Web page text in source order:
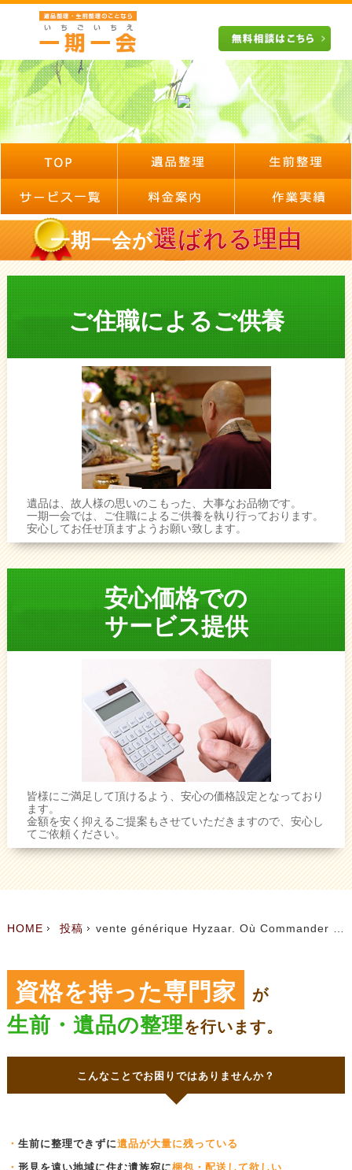
一期一会が選ばれる理由
ご住職によるご供養
遺品は、故人様の思いのこもった、大事なお品物です。
一期一会では、ご住職によるご供養を執り行っております。
安心してお任せ頂ますようお願い致します。
安心価格での
サービス提供
皆様にご満足して頂けるよう、安心の価格設定となっており
ます。
金額を安く抑えるご提案もさせていただきますので、安心し
てご依頼ください。
HOME 投稿 vente générique Hyzaar. Où Commander Hyzaar En Ligne En Toute Sécurité
資格を持った専門家 が
生前・遺品の整理を行います。
こんなことでお困りではありませんか？
・ 生前に整理できずに遺品が大量に残っている
・ 形見を遠い地域に住む遺族宛に梱包・配送して欲しい